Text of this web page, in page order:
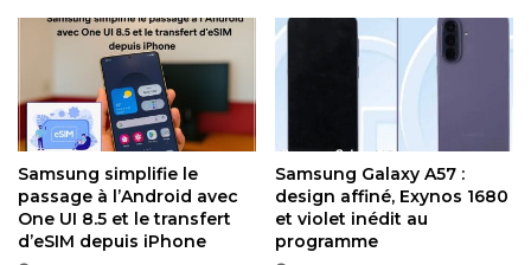
imminent selon plusieurs sources qui convergent vers
février ou début mars 2026, potentiellement juste avant ou
autour de l’Unpacked pour la série S26. Samsung mise
clairement sur la continuité visuelle et la fiabilité pour
fidéliser son public milieu de gamme, tout en glissant des
améliorations tangibles comme la finesse accrue et le
retour assumé du Key Island.
En résumé, pas de révolution mais une recette affinée qui
Samsung simplifie le
passage à l’Android avec
One UI 8.5 et le transfert
d’eSIM depuis iPhone
Samsung Galaxy A57 :
design affiné, Exynos 1680
et violet inédit au
programme